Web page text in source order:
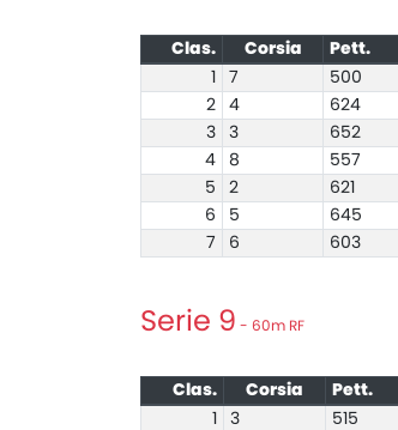
Clas. Corsia Pett.
7 500
2
4 624
3
3 652
4
8 557
5
2 621
6
5 645
7
6 603
Serie 9 - 60m RF
Clas. Corsia Pett.
3 515